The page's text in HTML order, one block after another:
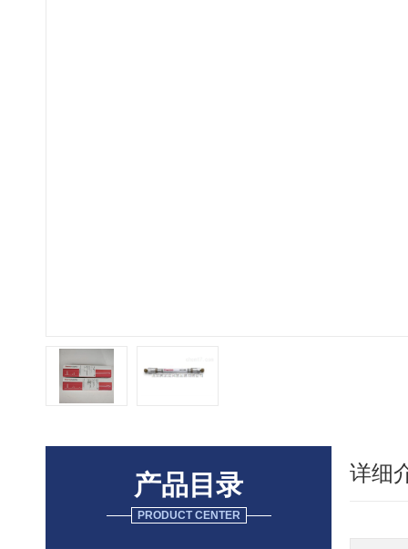
产品目录
PRODUCT CENTER
详细